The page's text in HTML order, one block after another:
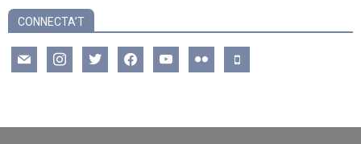
CONNECTA’T
mail instagramtwitter facebookyoutube flickr mobile